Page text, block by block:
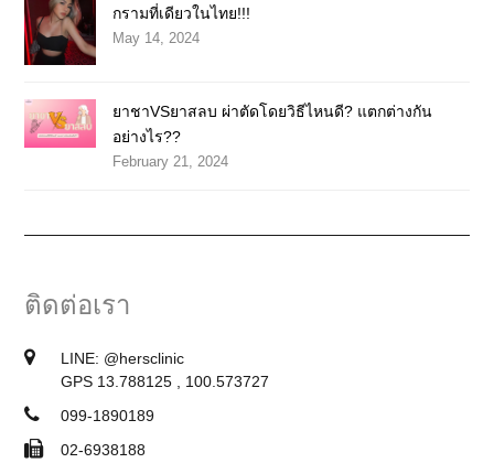
กรามที่เดียวในไทย!!!
May 14, 2024
ยาชาVSยาสลบ ผ่าตัดโดยวิธีไหนดี? แตกต่างกัน
อย่างไร??
February 21, 2024
ติดต่อเรา
LINE: @hersclinic
GPS 13.788125 , 100.573727
099-1890189
02-6938188